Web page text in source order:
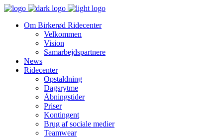
Om Birkerød Ridecenter
Velkommen
Vision
Samarbejdspartnere
News
Ridecenter
Opstaldning
Dagsrytme
Åbningstider
Priser
Kontingent
Brug af sociale medier
Teamwear